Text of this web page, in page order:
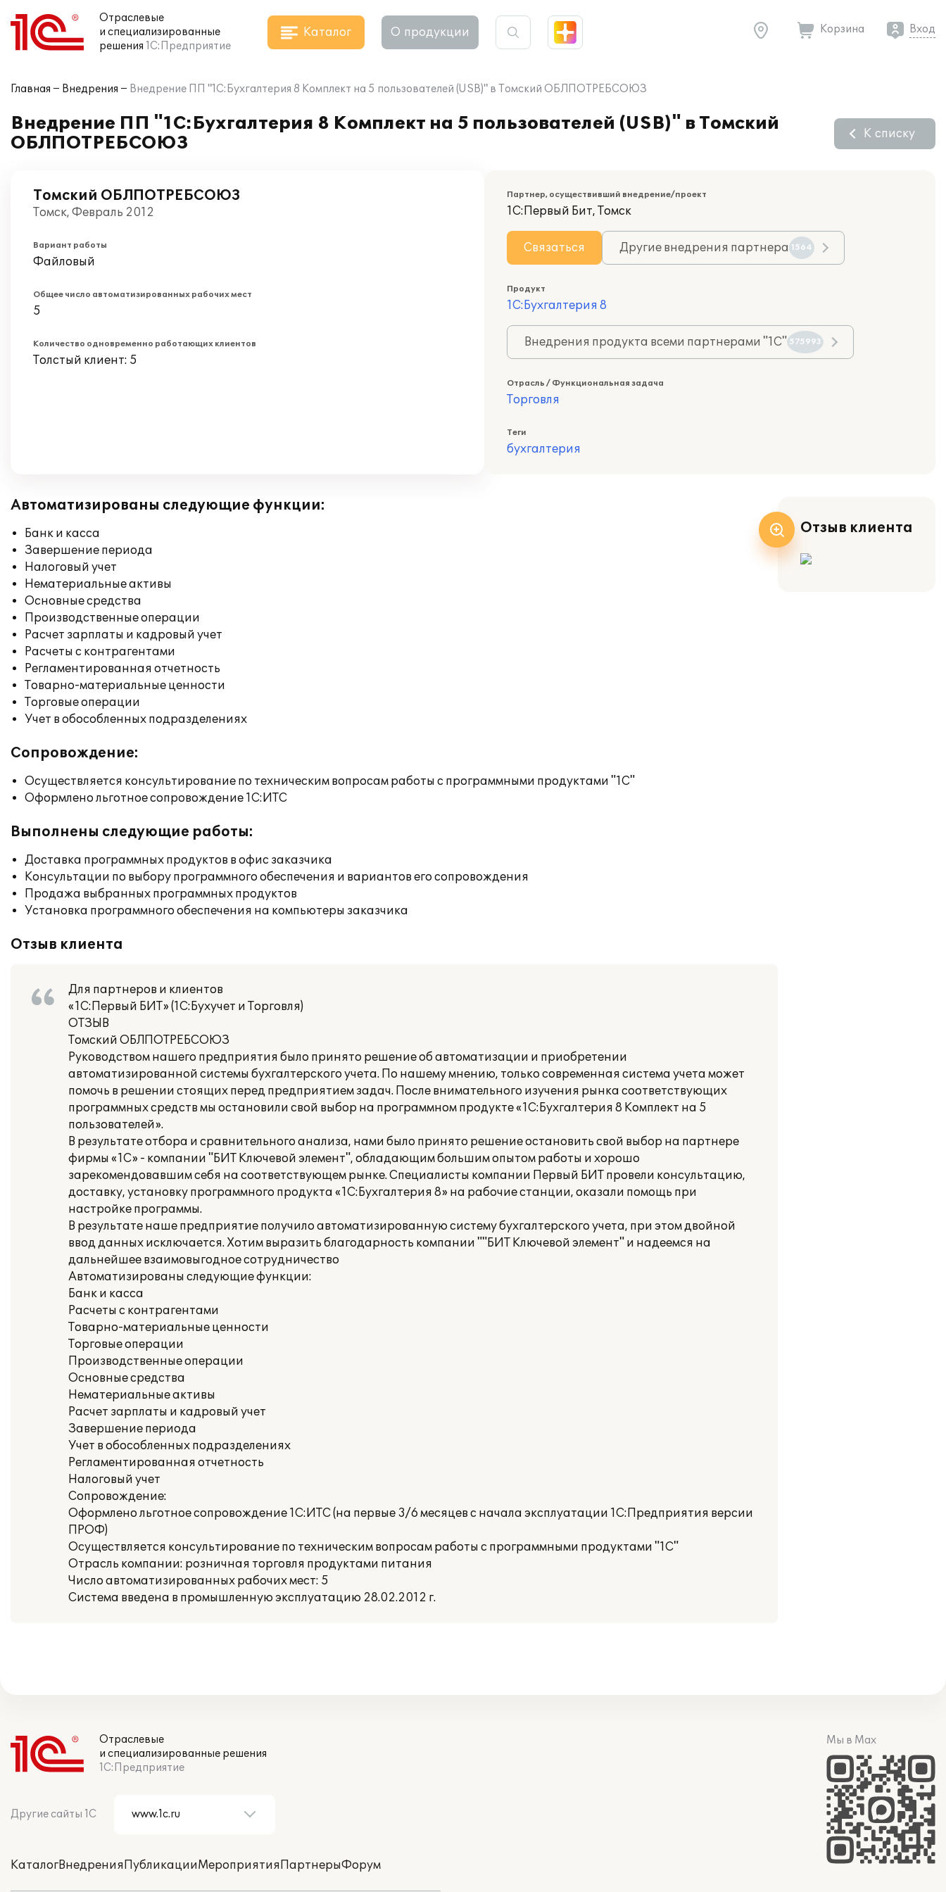
Отраслевые
и специализированные
решения 1С:Предприятие
Каталог О продукции Корзина Вход
Главная Внедрения Внедрение ПП "1С:Бухгалтерия 8 Комплект на 5 пользователей (USB)" в Томский ОБЛПОТРЕБСОЮЗ
Внедрение ПП "1С:Бухгалтерия 8 Комплект на 5 пользователей (USB)" в Томский
ОБЛПОТРЕБСОЮЗ
К списку
Томский ОБЛПОТРЕБСОЮЗ
Томск, Февраль 2012
Вариант работы
Файловый
Общее число автоматизированных рабочих мест
5
Количество одновременно работающих клиентов
Толстый клиент: 5
Партнер, осуществивший внедрение/проект
1С:Первый Бит, Томск
Связаться Другие внедрения партнера 1564
Продукт
1С:Бухгалтерия 8
Внедрения продукта всеми партнерами "1С" 575993
Отрасль / Функциональная задача
Торговля
Теги
бухгалтерия
Автоматизированы следующие функции:
Банк и касса
Завершение периода
Налоговый учет
Нематериальные активы
Основные средства
Производственные операции
Расчет зарплаты и кадровый учет
Расчеты с контрагентами
Регламентированная отчетность
Товарно-материальные ценности
Торговые операции
Учет в обособленных подразделениях
Сопровождение:
Осуществляется консультирование по техническим вопросам работы с программными продуктами "1С"
Оформлено льготное сопровождение 1С:ИТС
Выполнены следующие работы:
Доставка программных продуктов в офис заказчика
Консультации по выбору программного обеспечения и вариантов его сопровождения
Продажа выбранных программных продуктов
Установка программного обеспечения на компьютеры заказчика
Отзыв клиента
Для партнеров и клиентов
«1С:Первый БИТ» (1С:Бухучет и Торговля)
ОТЗЫВ
Томский ОБЛПОТРЕБСОЮЗ
Руководством нашего предприятия было принято решение об автоматизации и приобретении
автоматизированной системы бухгалтерского учета. По нашему мнению, только современная система учета может
помочь в решении стоящих перед предприятием задач. После внимательного изучения рынка соответствующих
программных средств мы остановили свой выбор на программном продукте «1С:Бухгалтерия 8 Комплект на 5
пользователей».
В результате отбора и сравнительного анализа, нами было принято решение остановить свой выбор на партнере
фирмы «1С» - компании "БИТ Ключевой элемент", обладающим большим опытом работы и хорошо
зарекомендовавшим себя на соответствующем рынке. Специалисты компании Первый БИТ провели консультацию,
доставку, установку программного продукта «1С:Бухгалтерия 8» на рабочие станции, оказали помощь при
настройке программы.
В результате наше предприятие получило автоматизированную систему бухгалтерского учета, при этом двойной
ввод данных исключается. Хотим выразить благодарность компании ""БИТ Ключевой элемент" и надеемся на
дальнейшее взаимовыгодное сотрудничество
Автоматизированы следующие функции:
Банк и касса
Расчеты с контрагентами
Товарно-материальные ценности
Торговые операции
Производственные операции
Основные средства
Нематериальные активы
Расчет зарплаты и кадровый учет
Завершение периода
Учет в обособленных подразделениях
Регламентированная отчетность
Налоговый учет
Сопровождение:
Оформлено льготное сопровождение 1С:ИТС (на первые 3/6 месяцев с начала эксплуатации 1С:Предприятия версии
ПРОФ)
Осуществляется консультирование по техническим вопросам работы с программными продуктами "1С"
Отрасль компании: розничная торговля продуктами питания
Число автоматизированных рабочих мест: 5
Система введена в промышленную эксплуатацию 28.02.2012 г.
Отзыв клиента
Отраслевые
и специализированные решения
1С:Предприятие
Другие сайты 1С
КаталогВнедренияПубликацииМероприятияПартнерыФорум
Мы в Max